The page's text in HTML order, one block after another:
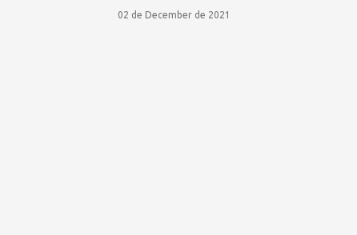
02 de December de 2021